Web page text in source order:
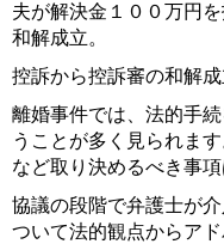
夫が解決金１００万円
和解成立。
控訴から控訴審の和解成
離婚事件では、法的手
うことが多く見られま
など取り決めるべき事
協議の段階で弁護士が
ついて法的観点からア